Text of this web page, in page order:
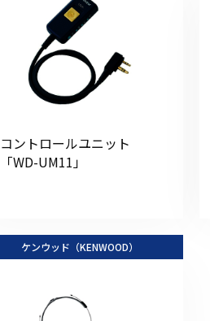
コントロールユニット
「WD-UM11」
ケンウッド（KENWOOD）